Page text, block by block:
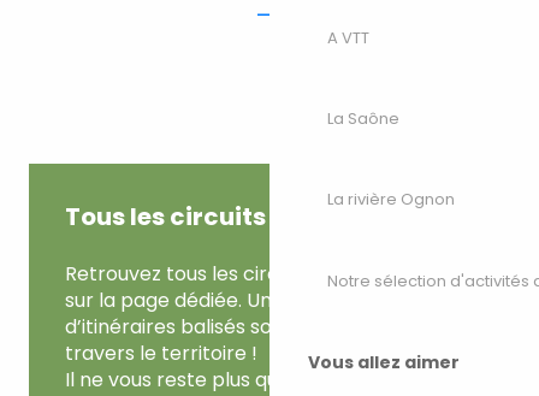
A VTT
La Saône
La rivière Ognon
Notre sélection d'activités
Vous allez aimer
Tous les circuits balisés
Retrouvez tous les circuits de Haute-Saône
sur la page dédiée. Une centaine
d’itinéraires balisés sont recensés à
travers le territoire !
Il ne vous reste plus qu’à choisir…